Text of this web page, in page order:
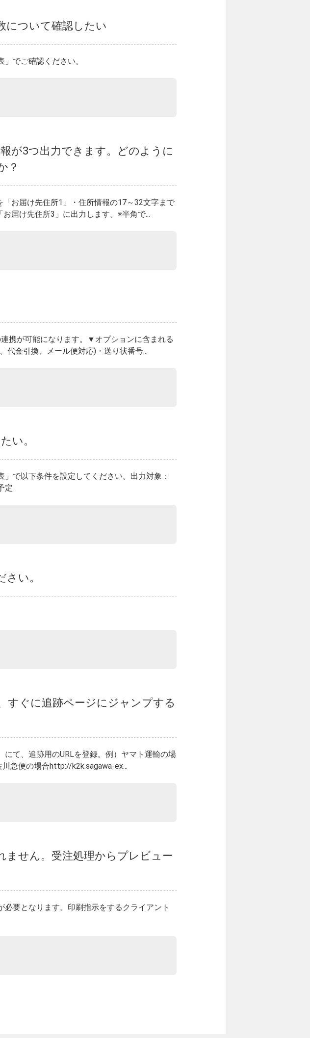
について確認したい
でご確認ください。
が3つ出力できます。どのように
？
お届け先住所1」・住所情報の17～32文字まで
届け先住所3」に出力します。※半角で...
携が可能になります。▼オプションに含まれる
金引換、メール便対応)・送り状番号...
い。
で以下条件を設定してください。出力対象：
定
い。
すぐに追跡ページにジャンプする
て、追跡用のURLを登録。例）ヤマト運輸の場
急便の場合http://k2k.sagawa-ex...
ません。受注処理からプレビュー
要となります。印刷指示をするクライアント